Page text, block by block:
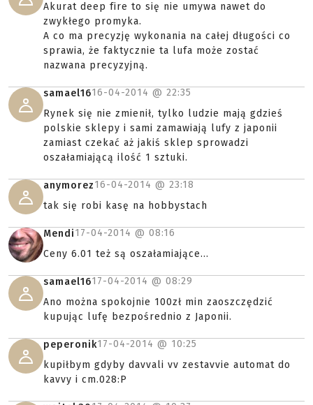
Akurat deep fire to się nie umywa nawet do
zwykłego promyka.
A co ma precyzję wykonania na całej długości co
sprawia, że faktycznie ta lufa może zostać
nazwana precyzyjną.
samael1616-04-2014 @ 22:35
Rynek się nie zmienił, tylko ludzie mają gdzieś
polskie sklepy i sami zamawiają lufy z japonii
zamiast czekać aż jakiś sklep sprowadzi
oszałamiającą ilość 1 sztuki.
anymorez16-04-2014 @ 23:18
tak się robi kasę na hobbystach
Mendi17-04-2014 @ 08:16
Ceny 6.01 też są oszałamiające...
samael1617-04-2014 @ 08:29
Ano można spokojnie 100zł min zaoszczędzić
kupując lufę bezpośrednio z Japonii.
peperonik17-04-2014 @ 10:25
kupiłbym gdyby davvali vv zestavvie automat do
kavvy i cm.028:P